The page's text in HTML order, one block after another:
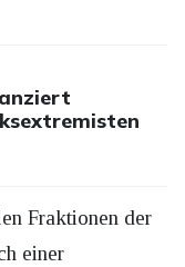
Fraktionen der
einer